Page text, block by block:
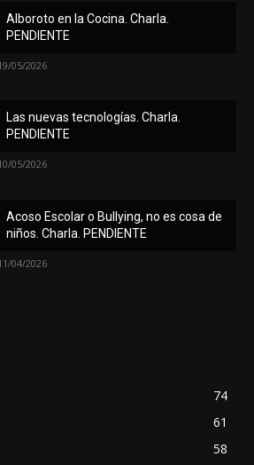
Alboroto en la Cocina. Charla.
PENDIENTE
05/2026
Las nuevas tecnologías. Charla.
PENDIENTE
05/2026
Acoso Escolar o Bullying, no es cosa de
niños. Charla. PENDIENTE
04/2026
74
61
58